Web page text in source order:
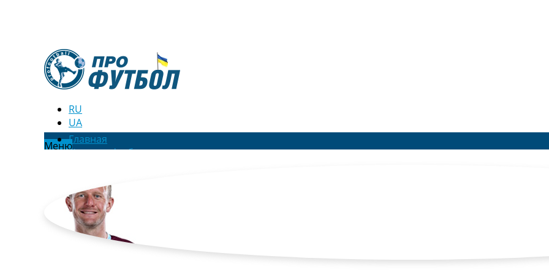
RU
UA
МенюГлавная
Новости футбола
Новости футбола Украины
Последние комментарии
Конкурс прогнозов
Логин
Рейтинги